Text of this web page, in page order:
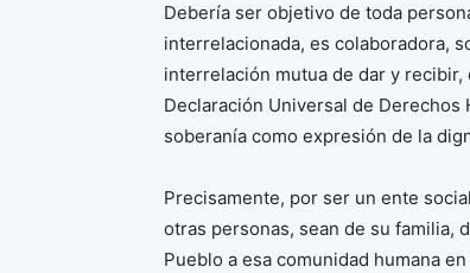
Debería ser objetivo de toda
interrelacionada, es colaboradora,
interrelación mutua de dar y
Declaración Universal de Derechos
soberanía como expresión de la
Precisamente, por ser un ente
otras personas, sean de su familia,
Pueblo a esa comunidad humana